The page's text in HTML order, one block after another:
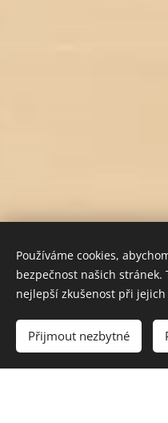
Používáme cookies,
bezpečnost našich
nejlepší zkušenost při jejich
Přijmout nezbytné